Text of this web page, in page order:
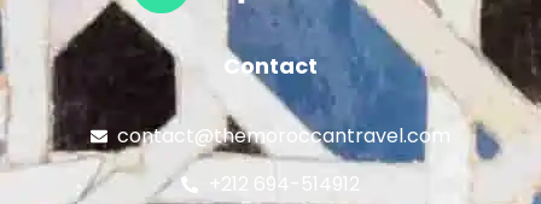
Contact
contact@themoroccantravel.com
+212 694-514912